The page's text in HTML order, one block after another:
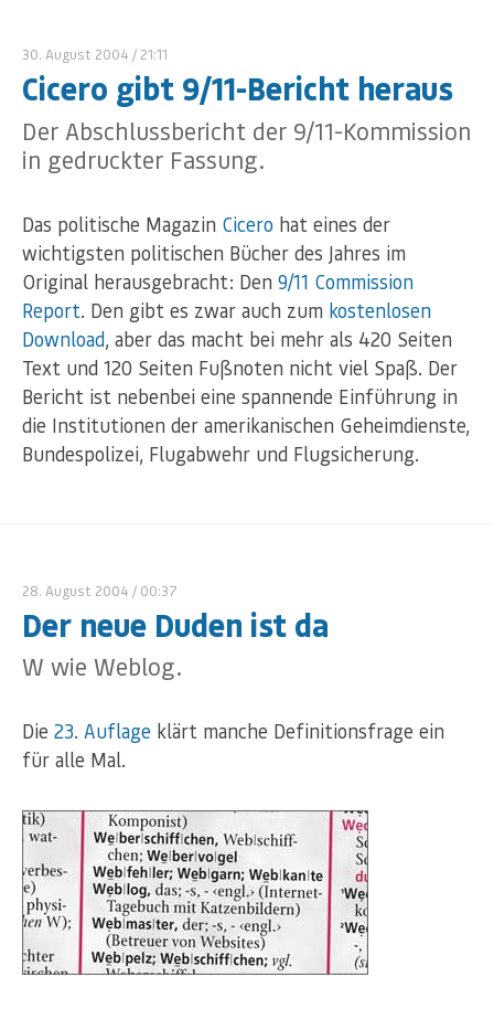
30. August 2004 / 21:11
Cicero gibt 9/11-Bericht heraus
Der Abschlussbericht der 9/11-Kommission
in gedruckter Fassung.
Das politische Magazin Cicero hat eines der
wichtigsten politischen Bücher des Jahres im
Original herausgebracht: Den 9/11 Commission
Report. Den gibt es zwar auch zum kostenlosen
Download, aber das macht bei mehr als 420 Seiten
Text und 120 Seiten Fußnoten nicht viel Spaß. Der
Bericht ist nebenbei eine spannende Einführung in
die Institutionen der amerikanischen Geheimdienste,
Bundespolizei, Flugabwehr und Flugsicherung.
28. August 2004 / 00:37
Der neue Duden ist da
W wie Weblog.
Die 23. Auflage klärt manche Definitionsfrage ein
für alle Mal.